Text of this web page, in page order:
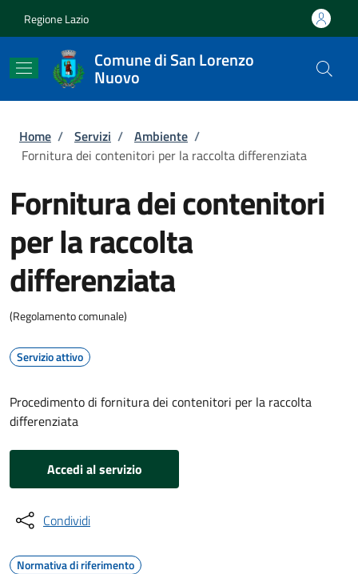
Regione Lazio
Comune di San Lorenzo
Nuovo
Briciole di pane
Home / Servizi / Ambiente /
Fornitura dei contenitori per la raccolta differenziata
Fornitura dei contenitori
per la raccolta
differenziata
(Regolamento comunale)
Servizio attivo
Procedimento di fornitura dei contenitori per la raccolta
differenziata
Accedi al servizio
Condividi
Normativa di riferimento